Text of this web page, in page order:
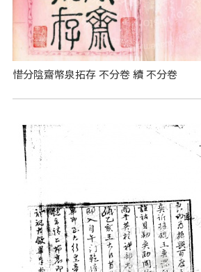
惜分陰齋幣泉拓存 不分卷 續 不分卷